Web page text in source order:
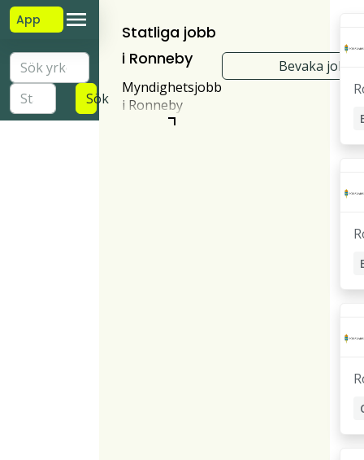
App
Sök
Statliga jobb
i Ronneby
Myndighetsjobb
i Ronneby
Bevaka jobb